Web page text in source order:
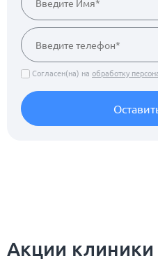
Согласен(на) на обработку
Акции клиники